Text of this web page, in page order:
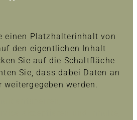
einen Platzhalterinhalt von
den eigentlichen Inhalt
Sie auf die Schaltfläche
Sie, dass dabei Daten an
weitergegeben werden.